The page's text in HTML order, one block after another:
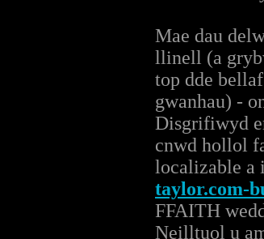
Mae dau
llinell (a
top dde
gwanhau) -
Disgrifiwyd
cnwd hollol
localizable a
taylor.com-
FFAITH
Neilltuol u